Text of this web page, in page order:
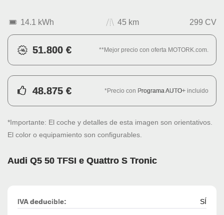
14.1 kWh 45 km 299 CV
51.800 € **Mejor precio con oferta MOTORK.com.
48.875 € *Precio con Programa AUTO+ incluido
*Importante: El coche y detalles de esta imagen son orientativos.
El color o equipamiento son configurables.
Audi Q5 50 TFSI e Quattro S Tronic
IVA deducible: SÍ